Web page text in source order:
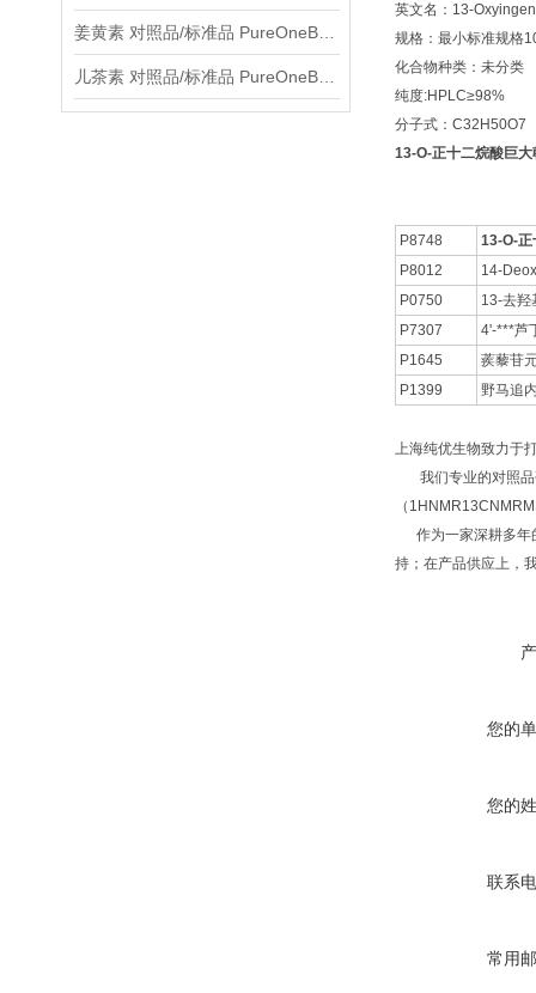
英文名：13-
规格：最小标准规格
化合物种类：未分类
纯度:HPLC≥98%
分子式：C32H50O7
13-O-正十二烷酸巨
P8748
13-O-正
P8012
14-
P0750
13-去羟
P7307
4'-***芦
P1645
蒺藜苷
P1399
野马追
上海纯优生物致力于
我们专业的对照品
（
作为一家深耕多年
持；在产品供应上，
您的
您的
联系
常用